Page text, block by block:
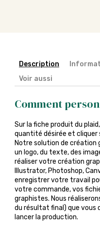
Description
Voir aussi
Comment
Sur la fiche produit du
quantité désirée et cliquer
Notre solution de création
un logo, du texte, des
réaliser votre création
Illustrator, Photoshop,
enregistrer votre travail
votre commande, vos
graphistes. Nous
du résultat final) que vous
lancer la production.